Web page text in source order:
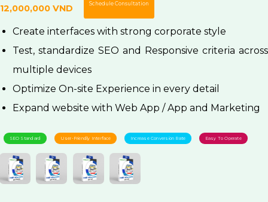
12,000,000 VND Schedule Consultation
Create interfaces with strong corporate style
Test, standardize SEO and Responsive criteria across
multiple devices
Optimize On-site Experience in every detail
Expand website with Web App / App and Marketing
SEO Standard User-Friendly Interface Increase Conversion Rate Easy To Operate